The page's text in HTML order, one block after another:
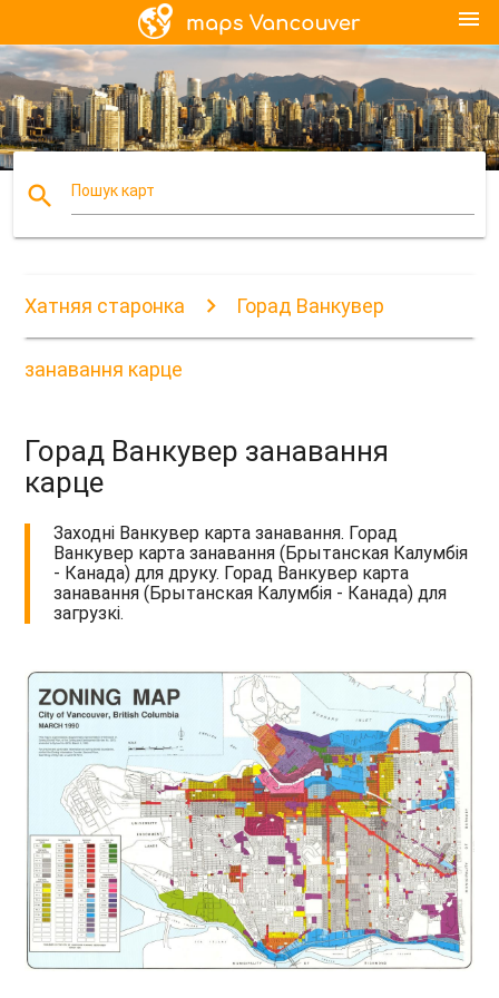
menu
search Пошук карт
Хатняя старонка Горад Ванкувер
занавання карце
Горад Ванкувер занавання
карце
Заходні Ванкувер карта занавання. Горад
Ванкувер карта занавання (Брытанская Калумбія
- Канада) для друку. Горад Ванкувер карта
занавання (Брытанская Калумбія - Канада) для
загрузкі.